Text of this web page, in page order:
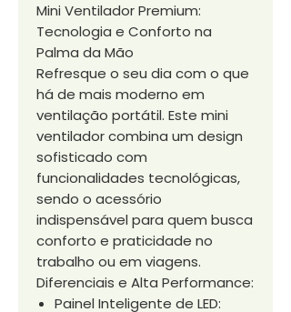
Mini Ventilador Premium:
Tecnologia e Conforto na
Palma da Mão
Refresque o seu dia com o que
há de mais moderno em
ventilação portátil. Este mini
ventilador combina um design
sofisticado com
funcionalidades tecnológicas,
sendo o acessório
indispensável para quem busca
conforto e praticidade no
trabalho ou em viagens.
Diferenciais e Alta Performance:
Painel Inteligente de LED: